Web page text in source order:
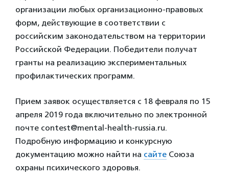
организации любых организационно-правовых
форм, действующие в соответствии с
российским законодательством на территории
Российской Федерации. Победители получат
гранты на реализацию экспериментальных
профилактических программ.
Прием заявок осуществляется с 18 февраля по 15
апреля 2019 года включительно по электронной
почте contest@mental-health-russia.ru.
Подробную информацию и конкурсную
документацию можно найти на сайте Союза
охраны психического здоровья.